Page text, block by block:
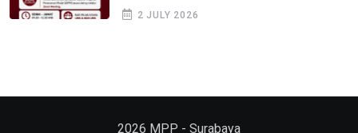
2 JULY 2026
2026 MPP - Surabaya